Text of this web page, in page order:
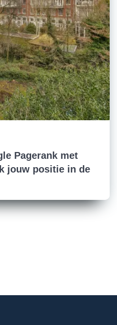
Pagerank met
jouw positie in de